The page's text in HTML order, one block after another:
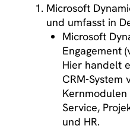
Microsoft
und umfasst in
Microsoft
Engagement
Hier handelt
CRM-System
Service,
und HR.